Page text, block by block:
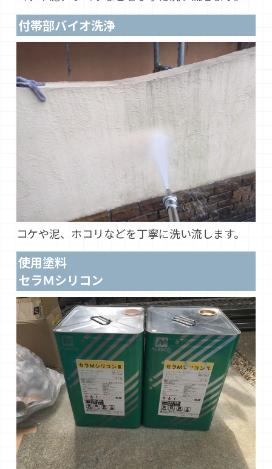
付帯部バイオ洗浄
コケや泥、ホコリなどを丁寧に洗い流します。
使用塗料
セラＭシリコン